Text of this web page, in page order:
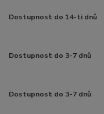
Dostupnost do 14-ti dnů
Dostupnost do 3-7 dnů
Dostupnost do 3-7 dnů